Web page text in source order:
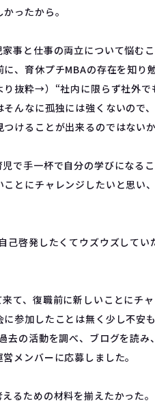
ったから。
事と仕事の両立について悩む
に、育休プチMBAの存在を知
り抜粋→）“社内に限らず社外
んなに孤独には強くないので
けることが出来るのではない
で手一杯で自分の学びになる
とにチャレンジしたいと思い
己啓発したくてウズウズして
て、復職前に新しいことにチ
参加したことは無く少し不安
去の活動を調べ、ブログを読
メンバーに応募しました。
るための材料を揃えたかった。